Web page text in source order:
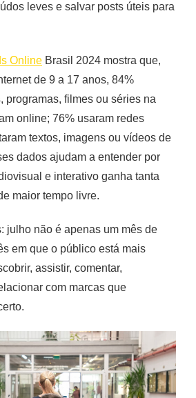
leves e salvar posts úteis para
Online Brasil 2024 mostra que,
de 9 a 17 anos, 84%
programas, filmes ou séries na
online; 76% usaram redes
textos, imagens ou vídeos de
dados ajudam a entender por
e interativo ganha tanta
maior tempo livre.
julho não é apenas um mês de
em que o público está mais
assistir, comentar,
com marcas que